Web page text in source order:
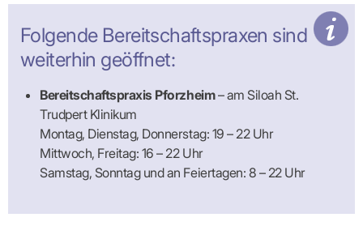
Folgende Bereitschaftspraxen sind
weiterhin geöffnet:
Bereitschaftspraxis Pforzheim– am Siloah St.
Trudpert Klinikum
Montag, Dienstag, Donnerstag: 19 – 22 Uhr
Mittwoch, Freitag: 16 – 22 Uhr
Samstag, Sonntag und an Feiertagen: 8 – 22 Uhr